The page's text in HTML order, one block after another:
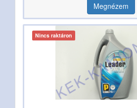
Megnézem
Nincs raktáron